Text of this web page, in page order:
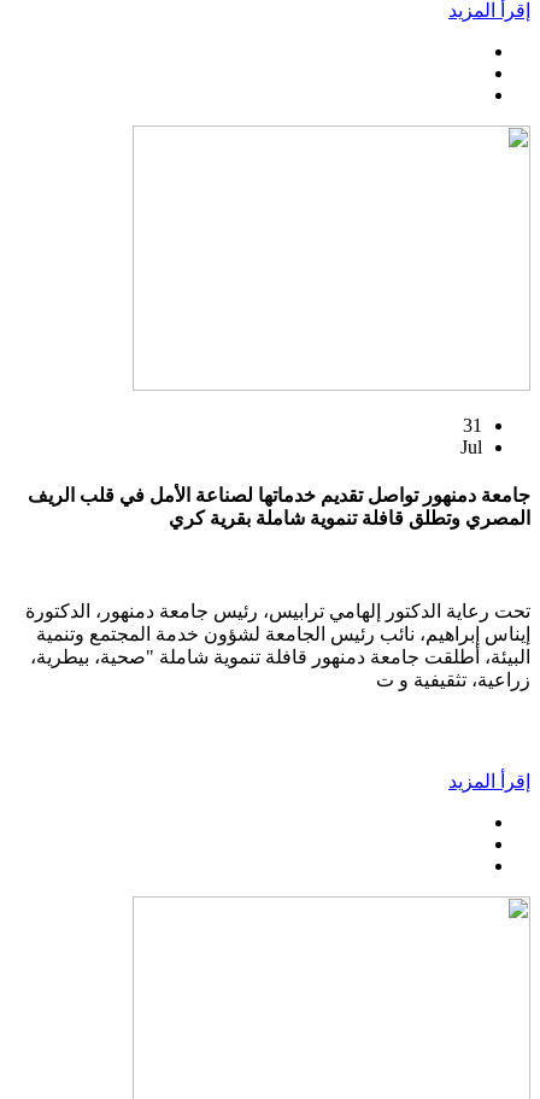
إقرأ المزيد
31
Jul
جامعة دمنهور تواصل تقديم خدماتها لصناعة الأمل في قلب الريف
المصري وتطلق قافلة تنموية شاملة بقرية كري
تحت رعاية الدكتور إلهامي ترابيس، رئيس جامعة دمنهور، الدكتورة
إيناس إبراهيم، نائب رئيس الجامعة لشؤون خدمة المجتمع وتنمية
البيئة، أطلقت جامعة دمنهور قافلة تنموية شاملة "صحية، بيطرية،
زراعية، تثقيفية و ت
إقرأ المزيد